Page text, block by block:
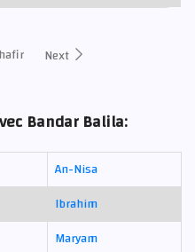
Next
Bandar Balila:
An-Nisa
Ibrahim
Maryam